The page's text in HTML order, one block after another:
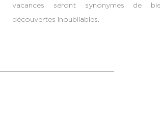
vacances seront synonymes de
découvertes inoubliables.